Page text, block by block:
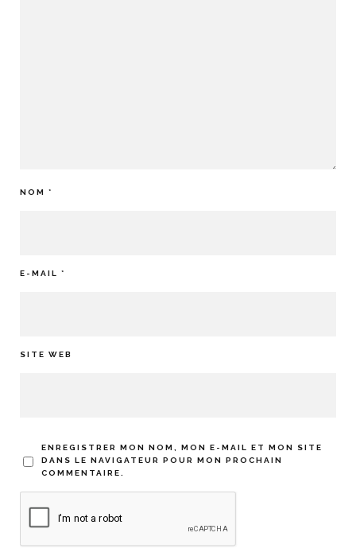
NOM *
E-MAIL *
SITE WEB
ENREGISTRER MON NOM, MON E-MAIL ET MON SITE
DANS LE NAVIGATEUR POUR MON PROCHAIN
COMMENTAIRE.